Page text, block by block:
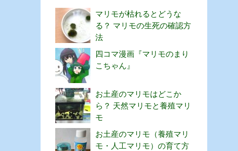
マリモが枯れるとどうな
る？ マリモの生死の確認方
法
四コマ漫画『マリモのまり
こちゃん』
お土産のマリモはどこか
ら？ 天然マリモと養殖マリ
モ
お土産のマリモ（養殖マリ
モ・人工マリモ）の育て方